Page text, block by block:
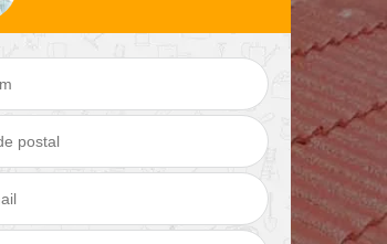
Nettoyage de
façade 54
Peinture et
décapage de volet
54